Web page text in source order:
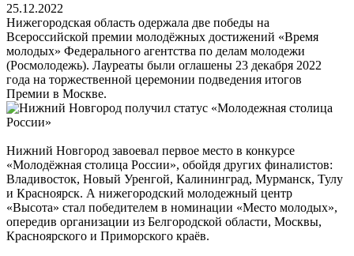
25.12.2022
Нижегородская область одержала две победы на
Всероссийской премии молодёжных достижений «Время
молодых» Федерального агентства по делам молодежи
(Росмолодежь). Лауреаты были оглашены 23 декабря 2022
года на торжественной церемонии подведения итогов
Премии в Москве.
Нижний Новгород завоевал первое место в конкурсе
«Молодёжная столица России», обойдя других финалистов:
Владивосток, Новый Уренгой, Калининград, Мурманск, Тулу
и Красноярск. А нижегородский молодежный центр
«Высота» стал победителем в номинации «Место молодых»,
опередив организации из Белгородской области, Москвы,
Красноярского и Приморского краёв.